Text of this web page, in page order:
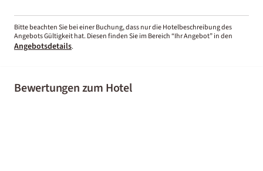
Bitte beachten Sie bei einer Buchung, dass nur die Hotelbeschreibung des
Angebots Gültigkeit hat. Diesen finden Sie im Bereich “Ihr Angebot” in den
Angebotsdetails.
Bewertungen zum Hotel